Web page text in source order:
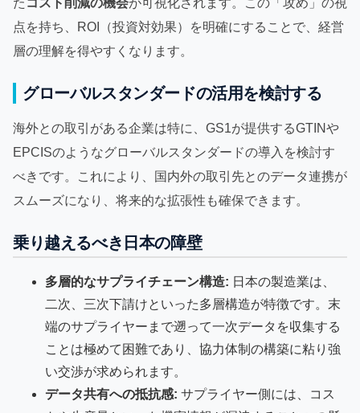
点を持ち、ROI（投資対効果）を明確にすることで、経営
層の理解を得やすくなります。
グローバルスタンダードの活用を検討する
海外との取引がある企業は特に、GS1が提供するGTINや
EPCISのようなグローバルスタンダードの導入を検討す
べきです。これにより、国内外の取引先とのデータ連携が
スムーズになり、将来的な拡張性も確保できます。
乗り越えるべき日本の障壁
多層的なサプライチェーン構造: 日本の製造業は、
二次、三次下請けといった多層構造が特徴です。末
端のサプライヤーまで遡って一次データを収集する
ことは極めて困難であり、協力体制の構築に粘り強
い交渉が求められます。
データ共有への抵抗感: サプライヤー側には、コス